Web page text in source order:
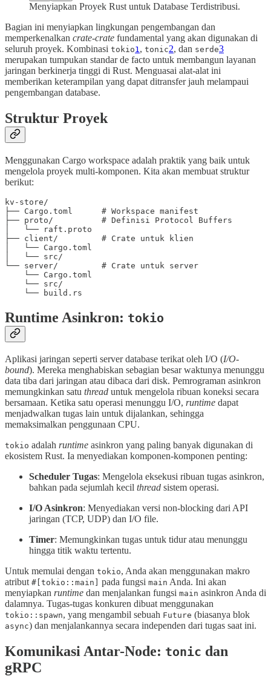
Menyiapkan Proyek Rust untuk Database Terdistribusi.
Bagian ini menyiapkan lingkungan pengembangan dan
memperkenalkan crate-crate fundamental yang akan digunakan di
seluruh proyek. Kombinasi tokio1 , tonic2, dan serde3
merupakan tumpukan standar de facto untuk membangun layanan
jaringan berkinerja tinggi di Rust. Menguasai alat-alat ini
memberikan keterampilan yang dapat ditransfer jauh melampaui
pengembangan database.
Struktur Proyek
Menggunakan Cargo workspace adalah praktik yang baik untuk
mengelola proyek multi-komponen. Kita akan membuat struktur
berikut:
kv-store/
├── Cargo.toml      # Workspace manifest
├── proto/          # Definisi Protocol Buffers
│   └── raft.proto
├── client/         # Crate untuk klien
│   └── Cargo.toml
│   └── src/
└── server/         # Crate untuk server
    └── Cargo.toml
    └── src/
Runtime Asinkron: tokio
Aplikasi jaringan seperti server database terikat oleh I/O (I/O-
bound). Mereka menghabiskan sebagian besar waktunya menunggu
data tiba dari jaringan atau dibaca dari disk. Pemrograman asinkron
memungkinkan satu thread untuk mengelola ribuan koneksi secara
bersamaan. Ketika satu operasi menunggu I/O, runtime dapat
menjadwalkan tugas lain untuk dijalankan, sehingga
memaksimalkan penggunaan CPU.
tokio adalah runtime asinkron yang paling banyak digunakan di
ekosistem Rust. Ia menyediakan komponen-komponen penting:
Scheduler Tugas: Mengelola eksekusi ribuan tugas asinkron,
bahkan pada sejumlah kecil thread sistem operasi.
I/O Asinkron: Menyediakan versi non-blocking dari API
jaringan (TCP, UDP) dan I/O file.
Timer: Memungkinkan tugas untuk tidur atau menunggu
hingga titik waktu tertentu.
Untuk memulai dengan tokio, Anda akan menggunakan makro
atribut #[tokio::main] pada fungsi main Anda. Ini akan
menyiapkan runtime dan menjalankan fungsi main asinkron Anda di
dalamnya. Tugas-tugas konkuren dibuat menggunakan
tokio::spawn, yang mengambil sebuah Future (biasanya blok
async) dan menjalankannya secara independen dari tugas saat ini.
Komunikasi Antar-Node: tonic dan
gRPC